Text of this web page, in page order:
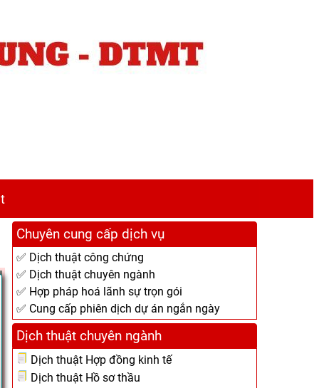
Chuyên cung cấp dịch vụ
✅ Dịch thuật công chứng
✅ Dịch thuật chuyên ngành
✅ Hợp pháp hoá lãnh sự trọn gói
✅ Cung cấp phiên dịch dự án ngắn ngày
Dịch thuật chuyên ngành
Dịch thuật Hợp đồng kinh tế
Dịch thuật Hồ sơ thầu